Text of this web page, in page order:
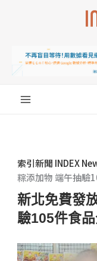
索引新聞 INDEX
粽添加物 端午抽驗
新北免費發
驗105件食